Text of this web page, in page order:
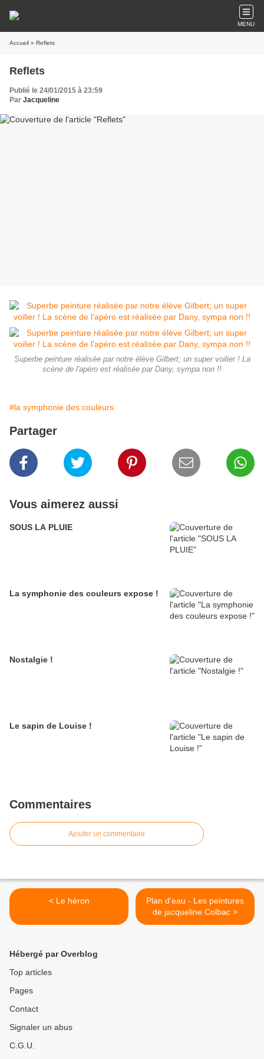
MENU
Accueil » Reflets
Reflets
Publié le 24/01/2015 à 23:59
Par Jacqueline
Superbe peinture réalisée par notre élève Gilbert; un super voilier ! La
scène de l'apéro est réalisée par Dany, sympa non !!
#la symphonie des couleurs
Partager
Vous aimerez aussi
SOUS LA PLUIE
La symphonie des couleurs expose !
Nostalgie !
Le sapin de Louise !
Commentaires
Ajouter un commentaire
< Le héron
Plan d'eau - Les peintures
de jacqueline Colbac >
Hébergé par Overblog
Top articles
Pages
Contact
Signaler un abus
C.G.U.